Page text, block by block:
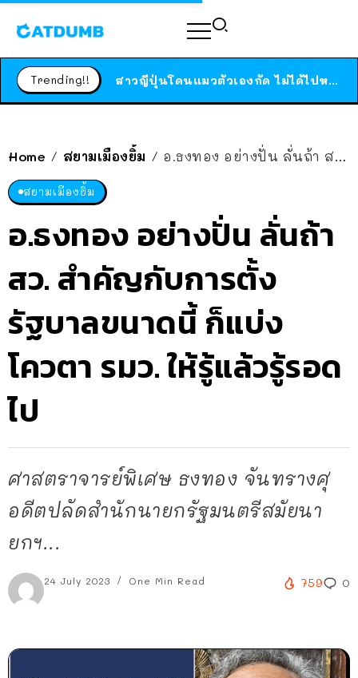
Trending!! ได้เวลาเด็กหนวดรวมตัว RF Online Next เปิดให้เล่นแล้ว เกม Sci-Fi MMORPG ระดับตำนาน เล่นได้ทั้งมือถือและ PC
Home / สยามเมืองยิ้ม / อ.ธงทอง อย่างปั่น ลั่นถ้า สว. สำคัญกับการตั้งรัฐบาลขนาดนี้ ก็แบ่งโควตา รมว. ให้รู้แล้วรู้รอดไป
สยามเมืองยิ้ม
อ.ธงทอง อย่างปั่น ลั่นถ้า
สว. สำคัญกับการตั้ง
รัฐบาลขนาดนี้ ก็แบ่ง
โควตา รมว. ให้รู้แล้วรู้รอด
ไป
ศาสตราจารย์พิเศษ ธงทอง จันทรางศุ
อดีตปลัดสำนักนายกรัฐมนตรีสมัยนา
ยกฯ...
24 July 2023 One Min Read 759 0